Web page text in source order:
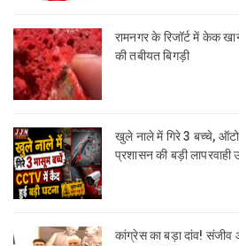
रामनगर के रिजॉर्ट में केक
की तबीयत बिगड़ी
खुले नाले में गिरे 3 बच्चे,
प्रशासन की बड़ी लापरवाही
कांग्रेस का बड़ा दांव! संजीव